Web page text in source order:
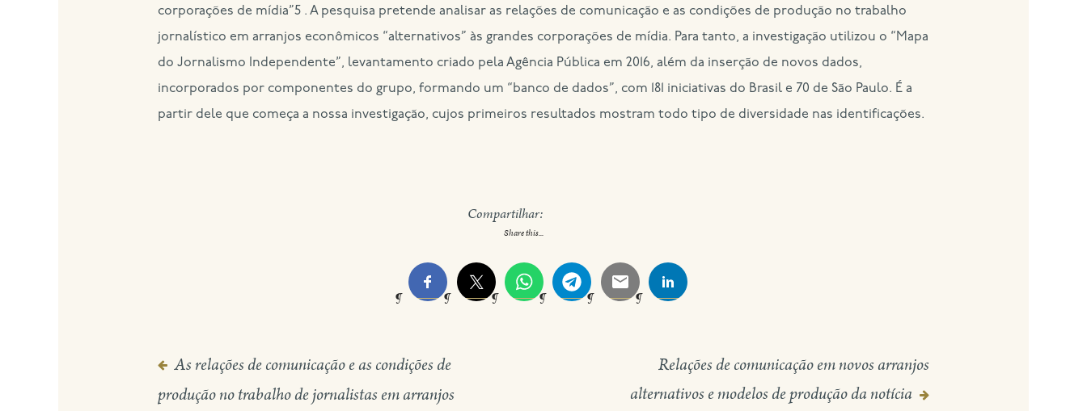
corporações de mídia”5 . A pesquisa pretende analisar as relações de comunicação e as condições de produção no trabalho
jornalístico em arranjos econômicos “alternativos” às grandes corporações de mídia. Para tanto, a investigação utilizou o “Mapa
do Jornalismo Independente”, levantamento criado pela Agência Pública em 2016, além da inserção de novos dados,
incorporados por componentes do grupo, formando um “banco de dados”, com 181 iniciativas do Brasil e 70 de São Paulo. É a
partir dele que começa a nossa investigação, cujos primeiros resultados mostram todo tipo de diversidade nas identificações.
Compartilhar:
Share this...
Navegação
As relações de comunicação e as condições de
produção no trabalho de jornalistas em arranjos
Relações de comunicação em novos arranjos
alternativos e modelos de produção da notícia